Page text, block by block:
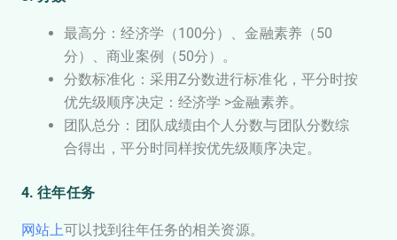
最高分：经济学（100分）、金融素养（50
分）、商业案例（50分）。
分数标准化：采用Z分数进行标准化，平分时按
优先级顺序决定：经济学 >金融素养。
团队总分：团队成绩由个人分数与团队分数综
合得出，平分时同样按优先级顺序决定。
4. 往年任务
网站上可以找到往年任务的相关资源。